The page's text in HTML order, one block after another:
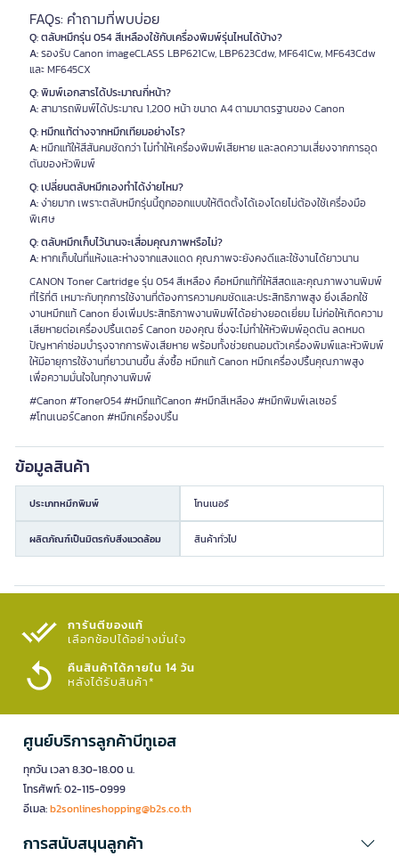
FAQs: คำถามที่พบบ่อย
Q: ตลับหมึกรุ่น 054 สีเหลืองใช้กับเครื่องพิมพ์รุ่นไหนได้บ้าง?
A:รองรับ Canon imageCLASS LBP621Cw, LBP623Cdw, MF641Cw, MF643Cdw
และ MF645CX
Q: พิมพ์เอกสารได้ประมาณกี่หน้า?
A:สามารถพิมพ์ได้ประมาณ 1,200 หน้า ขนาด A4 ตามมาตรฐานของ Canon
Q: หมึกแท้ต่างจากหมึกเทียมอย่างไร?
A:หมึกแท้ให้สีสันคมชัดกว่า ไม่ทำให้เครื่องพิมพ์เสียหาย และลดความเสี่ยงจากการอุด
ตันของหัวพิมพ์
Q: เปลี่ยนตลับหมึกเองทำได้ง่ายไหม?
A:ง่ายมาก เพราะตลับหมึกรุ่นนี้ถูกออกแบบให้ติดตั้งได้เองโดยไม่ต้องใช้เครื่องมือ
พิเศษ
Q: ตลับหมึกเก็บไว้นานจะเสื่อมคุณภาพหรือไม่?
A:หากเก็บในที่แห้งและห่างจากแสงแดด คุณภาพจะยังคงดีและใช้งานได้ยาวนาน
CANON Toner Cartridge รุ่น 054 สีเหลือง คือหมึกแท้ที่ให้สีสดและคุณภาพงานพิมพ์
ที่ไร้ที่ติ เหมาะกับทุกการใช้งานที่ต้องการความคมชัดและประสิทธิภาพสูง ยิ่งเลือกใช้
งานหมึกแท้ Canon ยิ่งเพิ่มประสิทธิภาพงานพิมพ์ได้อย่างยอดเยี่ยม ไม่ก่อให้เกิดความ
เสียหายต่อเครื่องปริ้นเตอร์ Canon ของคุณ ซึ่งจะไม่ทำให้หัวพิมพ์อุดตัน ลดหมด
ปัญหาค่าซ่อมบำรุงจากการพังเสียหาย พร้อมทั้งช่วยถนอมตัวเครื่องพิมพ์และหัวพิมพ์
ให้มีอายุการใช้งานที่ยาวนานขึ้น สั่งซื้อ หมึกแท้ Canon หมึกเครื่องปริ้นคุณภาพสูง
เพื่อความมั่นใจในทุกงานพิมพ์
#Canon #Toner054 #หมึกแท้Canon #หมึกสีเหลือง #หมึกพิมพ์เลเซอร์
#โทนเนอร์Canon #หมึกเครื่องปริ้น
ข้อมูลสินค้า
ประเภทหมึกพิมพ์ โทนเนอร์
ผลิตภัณฑ์เป็นมิตรกับสิ่งแวดล้อม สินค้าทั่วไป
การันตีของแท้
เลือกช้อปได้อย่างมั่นใจ​
คืนสินค้าได้ภายใน 14 วัน
หลังได้รับสินค้า*
ศูนย์บริการลูกค้าบีทูเอส
ทุกวัน เวลา 8.30-18.00 น.
โทรศัพท์: 02-115-0999
อีเมล:b2sonlineshopping@b2s.co.th
การสนับสนุนลูกค้า